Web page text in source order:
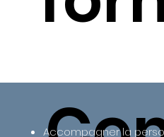
Accompagner la